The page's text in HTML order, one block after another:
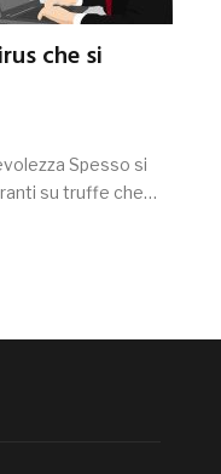
che si
Spesso si
su truffe che…